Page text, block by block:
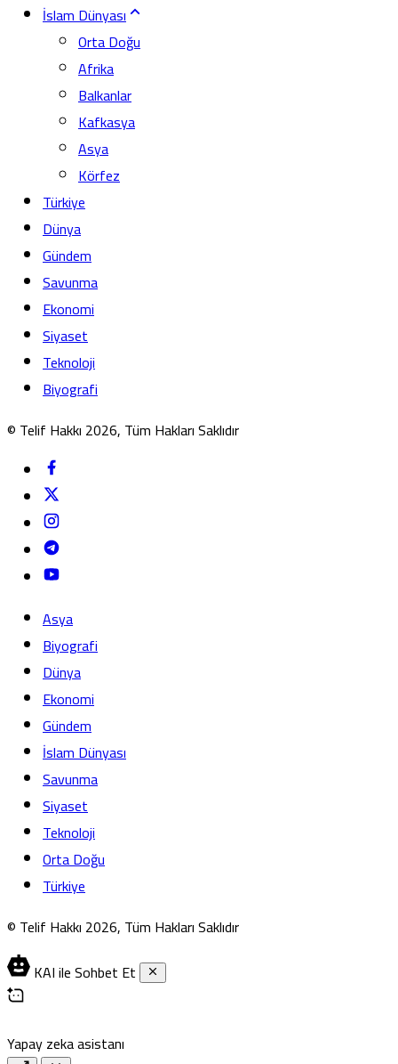
İslam Dünyası
Orta Doğu
Afrika
Balkanlar
Kafkasya
Asya
Körfez
Türkiye
Dünya
Gündem
Savunma
Ekonomi
Siyaset
Teknoloji
Biyografi
© Telif Hakkı 2026, Tüm Hakları Saklıdır
Asya
Biyografi
Dünya
Ekonomi
Gündem
İslam Dünyası
Savunma
Siyaset
Teknoloji
Orta Doğu
Türkiye
© Telif Hakkı 2026, Tüm Hakları Saklıdır
KAI ile Sohbet Et
Yapay zeka asistanı